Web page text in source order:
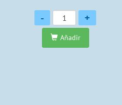
Cantidad
- +
Añadir